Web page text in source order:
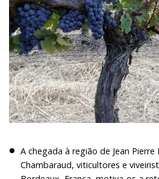
A chegada à região de Jean Pierre
Chambaraud, viticultores e